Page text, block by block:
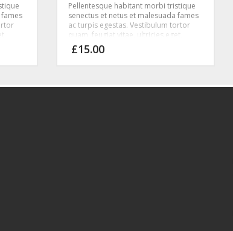
Pellentesque habitant morbi tristique
senectus et netus et malesuada fames
ac turpis egestas. Vestibulum tortor
quam, feugiat vitae, ultricies eget,
tempor sit amet, ante. Donec eu libero
sit amet quam egestas semper.
£15.00